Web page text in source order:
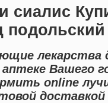
сиалис
подольский
Вашего
online
доставкой